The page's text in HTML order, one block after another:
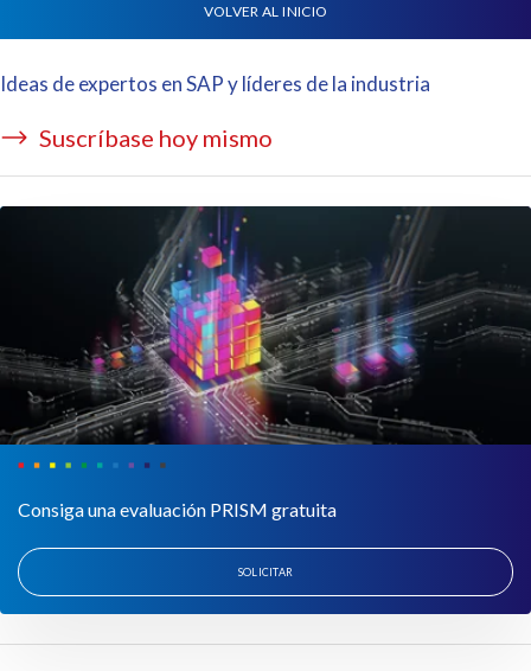
VOLVER AL INICIO
Ideas de expertos en SAP y líderes de la industria
Suscríbase hoy mismo
Consiga una evaluación PRISM gratuita
SOLICITAR